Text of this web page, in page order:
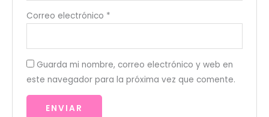
Correo electrónico *
Guarda mi nombre, correo electrónico y web en
este navegador para la próxima vez que comente.